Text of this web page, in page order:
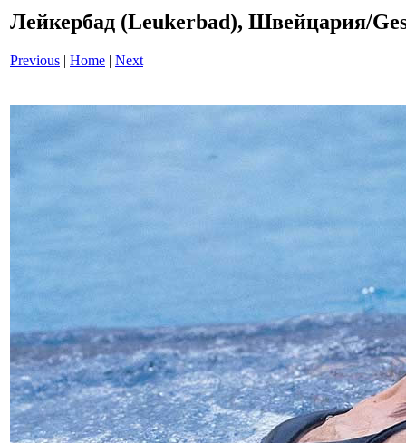
Лейкербад (Leukerbad), Швейцария/
Previous | Home | Next